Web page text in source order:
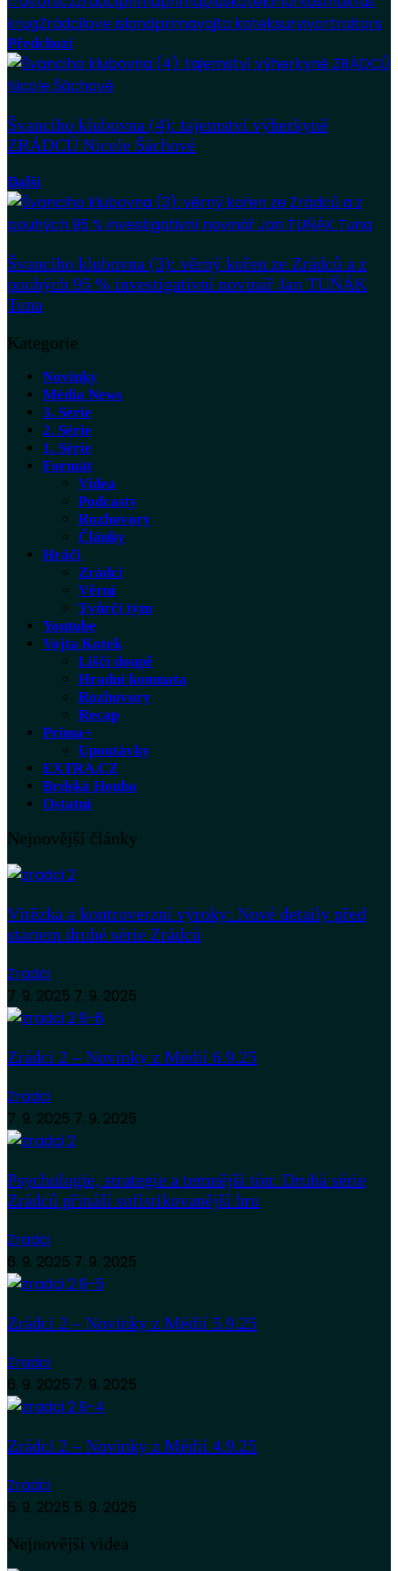
krugZrádcilove islandprimavojta koteksurvivortraitors
Předchozí
Švanciho klubovna (4): tajemství výherkyně
ZRÁDCŮ Nicole Šáchové
Další
Švanciho klubovna (3): věrný kořen ze Zrádců a z
pouhých 95 % investigativní novinář Jan TUŇÁK
Tuna
Kategorie
Novinky
Média News
3. Série
2. Série
1. Série
Formát
Videa
Podcasty
Rozhovory
Články
Hráči
Zrádci
Věrní
Tvůrčí tým
Youtube
Vojta Kotek
Liščí doupě
Hradní komnata
Rozhovory
Recap
Prima+
Upoutávky
EXTRA.CZ
Brdská Houba
Ostatní
Nejnovější články
Vítězka a kontroverzní výroky: Nové detaily před
startem druhé série Zrádců
Zradci
7. 9. 2025 7. 9. 2025
Zrádci 2 – Novinky z Médií 6.9.25
Zradci
7. 9. 2025 7. 9. 2025
Psychologie, strategie a temnější tón: Druhá série
Zrádců přináší sofistikovanější hru
Zradci
6. 9. 2025 7. 9. 2025
Zrádci 2 – Novinky z Médií 5.9.25
Zradci
6. 9. 2025 7. 9. 2025
Zrádci 2 – Novinky z Médií 4.9.25
Zradci
5. 9. 2025 5. 9. 2025
Nejnovější videa